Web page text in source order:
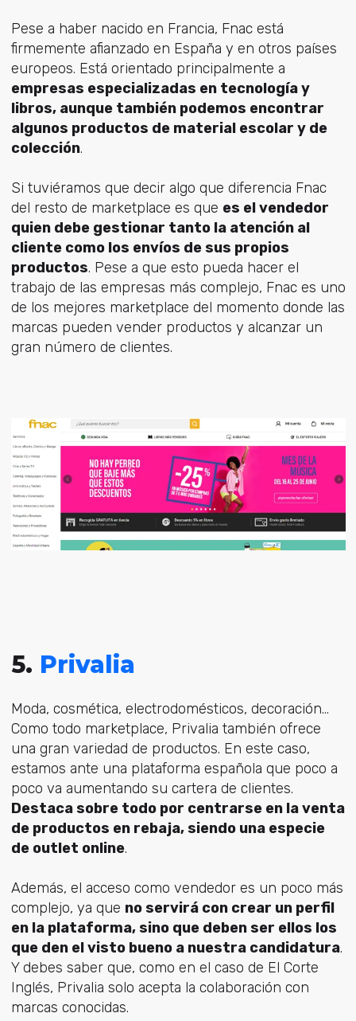
Pese a haber nacido en Francia, Fnac está
firmemente afianzado en España y en otros países
europeos. Está orientado principalmente a
empresas especializadas en tecnología y
libros, aunque también podemos encontrar
algunos productos de material escolar y de
colección.
Si tuviéramos que decir algo que diferencia Fnac
del resto de marketplace es que es el vendedor
quien debe gestionar tanto la atención al
cliente como los envíos de sus propios
productos. Pese a que esto pueda hacer el
trabajo de las empresas más complejo, Fnac es uno
de los mejores marketplace del momento donde las
marcas pueden vender productos y alcanzar un
gran número de clientes.
5. Privalia
Moda, cosmética, electrodomésticos, decoración…
Como todo marketplace, Privalia también ofrece
una gran variedad de productos. En este caso,
estamos ante una plataforma española que poco a
poco va aumentando su cartera de clientes.
Destaca sobre todo por centrarse en la venta
de productos en rebaja, siendo una especie
de outlet online.
Además, el acceso como vendedor es un poco más
complejo, ya que no servirá con crear un perfil
en la plataforma, sino que deben ser ellos los
que den el visto bueno a nuestra candidatura.
Y debes saber que, como en el caso de El Corte
Inglés, Privalia solo acepta la colaboración con
marcas conocidas.